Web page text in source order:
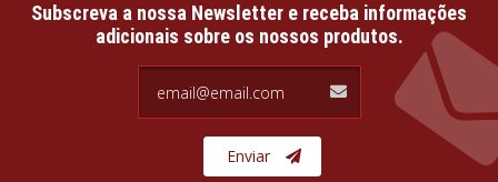
Subscreva a nossa Newsletter e receba informações
adicionais sobre os nossos produtos.
Enviar